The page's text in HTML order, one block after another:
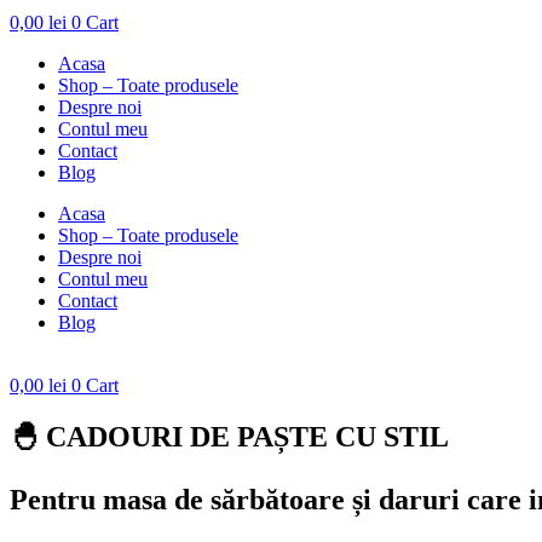
0,00 lei 0 Cart
Acasa
Shop – Toate produsele
Despre noi
Contul meu
Contact
Blog
Acasa
Shop – Toate produsele
Despre noi
Contul meu
Contact
Blog
0,00 lei 0 Cart
🐣 CADOURI DE PAȘTE CU STIL
Pentru masa de sărbătoare și daruri care